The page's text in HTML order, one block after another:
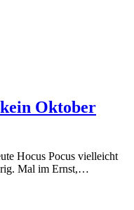
Oktober
Hocus Pocus vielleicht
Mal im Ernst,…